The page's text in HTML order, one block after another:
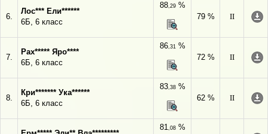
6.
Лос*** Ели******
6Б, 6 класс
88,29%
79 %
II
7.
Рах***** Яро****
6Б, 6 класс
86,31%
72 %
II
8.
Кри******* Ука******
6Б, 6 класс
83,38%
62 %
II
81,08%